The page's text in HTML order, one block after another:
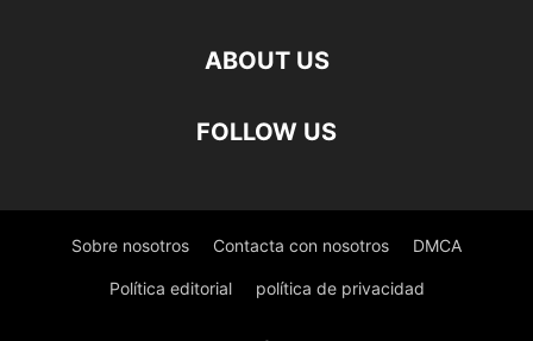
ABOUT US
FOLLOW US
Sobre nosotros Contacta con nosotros DMCA
Política editorial política de privacidad